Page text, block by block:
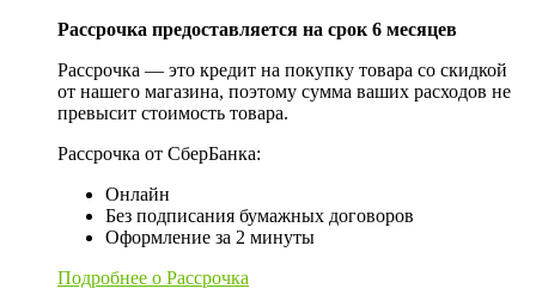
Рассрочка предоставляется на срок 6 месяцев
Рассрочка — это кредит на покупку товара со скидкой
от нашего магазина, поэтому сумма ваших расходов не
превысит стоимость товара.
Рассрочка от СберБанка:
Онлайн
Без подписания бумажных договоров
Оформление за 2 минуты
Подробнее о Рассрочка